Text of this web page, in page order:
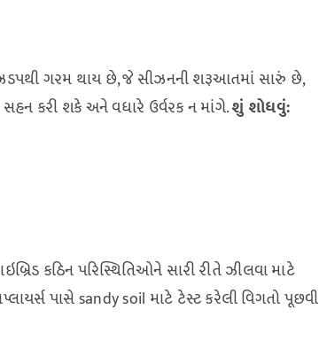
ઝડપથી ગરમ થાય છે, જે સીઝનની શરૂઆતમાં સારું છે,
કરી શકે અને વધારે ઉર્વરક ન માંગે.શું શોધવું:
કઠિન પરિસ્થિતિઓને સારી રીતે ઝીલવા માટે
પાસે sandy soil માટે ટેસ્ટ કરેલી વિગતો પૂછવી